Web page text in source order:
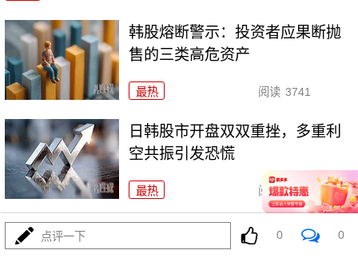
韩股熔断警示：投资者应果断抛
售的三类高危资产
最热 阅读 3741
日韩股市开盘双双重挫，多重利
空共振引发恐慌
最热 阅读 4993
海峡交火引爆油价：全球能源市
场的深度震荡
点评一下 0 0